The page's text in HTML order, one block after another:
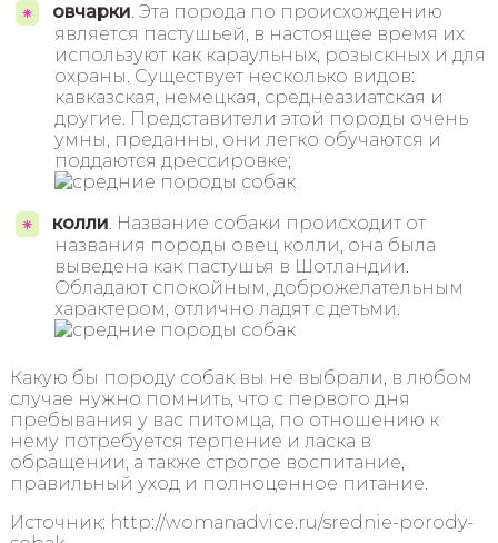
овчарки. Эта порода по происхождению
является пастушьей, в настоящее время их
используют как караульных, розыскных и для
охраны. Существует несколько видов:
кавказская, немецкая, среднеазиатская и
другие. Представители этой породы очень
умны, преданны, они легко обучаются и
поддаются дрессировке;
колли. Название собаки происходит от
названия породы овец колли, она была
выведена как пастушья в Шотландии.
Обладают спокойным, доброжелательным
характером, отлично ладят с детьми.
Какую бы породу собак вы не выбрали, в любом
случае нужно помнить, что с первого дня
пребывания у вас питомца, по отношению к
нему потребуется терпение и ласка в
обращении, а также строгое воспитание,
правильный уход и полноценное питание.
Источник: http://womanadvice.ru/srednie-porody-